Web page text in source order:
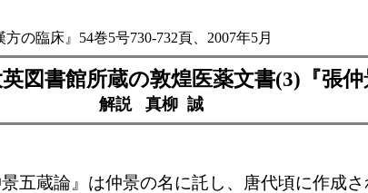
方の臨床』54巻5号730-732頁、2007年5月
図書館所蔵の敦煌医薬文書(3)『張仲
解説 真柳 誠
五蔵論』は仲景の名に託し、唐代頃に作成